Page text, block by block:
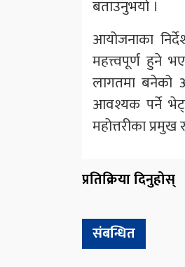
बताउनुभयो ।
आयोजनाका
महत्त्वपूर्ण हुने
लागतमा बनेको
आवश्यक पर्ने
महोत्तरीका
प्रतिक्रिया दिनुहोस्
संबन्धित